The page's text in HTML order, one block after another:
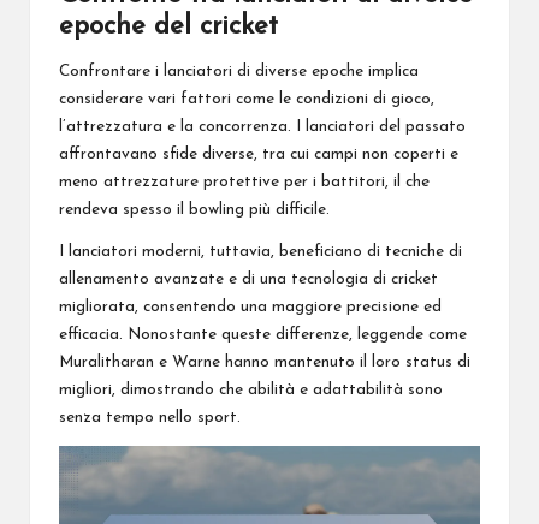
epoche del cricket
Confrontare i lanciatori di diverse epoche implica
considerare vari fattori come le condizioni di gioco,
l’attrezzatura e la concorrenza. I lanciatori del passato
affrontavano sfide diverse, tra cui campi non coperti e
meno attrezzature protettive per i battitori, il che
rendeva spesso il bowling più difficile.
I lanciatori moderni, tuttavia, beneficiano di tecniche di
allenamento avanzate e di una tecnologia di cricket
migliorata, consentendo una maggiore precisione ed
efficacia. Nonostante queste differenze, leggende come
Muralitharan e Warne hanno mantenuto il loro status di
migliori, dimostrando che abilità e adattabilità sono
senza tempo nello sport.